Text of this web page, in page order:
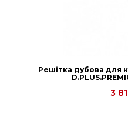
Решітка дубова для
3